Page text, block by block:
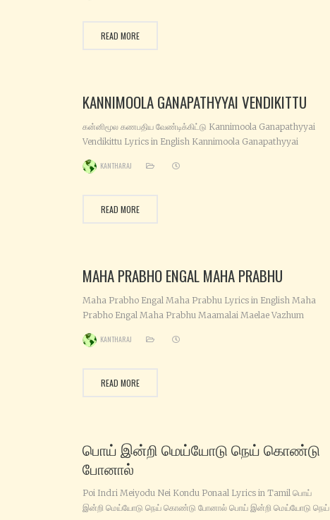
அழுதை வழியே நடந்து சென்றால் கரிமலையின்மேல் நடத்திச் செல்வான்
READ MORE
KANNIMOOLA GANAPATHYYAI VENDIKITTU
கன்னிமூல‌ கணபதிய வேண்டிக்கிட்டு Kannimoola Ganapathyyai
Vendikittu Lyrics in English Kannimoola Ganapathyyai
Iyyappa-iyyappa Endre Solli- Nanga Aaru Vaaram Thane
Padai Veedu Sendru Kanthanaiye Vendikittu Yaathiraiyaaga
KANTHARAJ
READ MORE
MAHA PRABHO ENGAL MAHA PRABHU
Maha Prabho Engal Maha Prabhu Lyrics in English Maha
Prabho Engal Maha Prabhu Maamalai Maelae Vazhum
Maelae Vazhum Maha Prabho Innisaiyil Paadi Inainthathu
Maha Prabho Saptha Swarangal
KANTHARAJ
READ MORE
பொய் இன்றி மெய்யோடு நெய் கொண்டு
போனால்
Poi Indri Meiyodu Nei Kondu Ponaal Lyrics in Tamil பொய்
இன்றி மெய்யோடு நெய் கொண்டு போனால் பொய் இன்றி மெய்யோடு நெய்